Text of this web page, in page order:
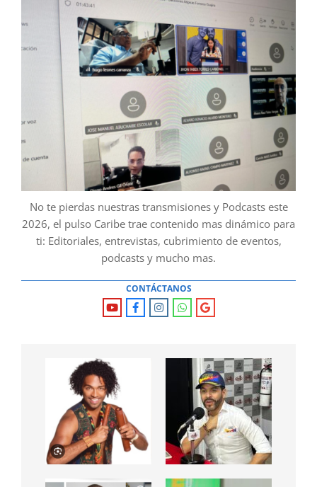
No te pierdas nuestras transmisiones y Podcasts este
2026, el pulso Caribe trae contenido mas dinámico para
ti: Editoriales, entrevistas, cubrimiento de eventos,
podcasts y mucho mas.
CONTÁCTANOS